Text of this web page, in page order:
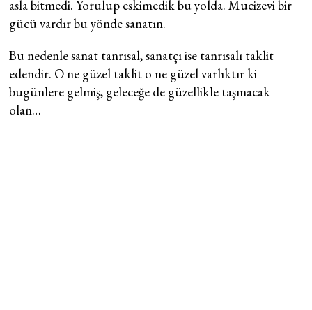
asla bitmedi. Yorulup eskimedik bu yolda. Mucizevi bir
gücü vardır bu yönde sanatın.
Bu nedenle sanat tanrısal, sanatçı ise tanrısalı taklit
edendir. O ne güzel taklit o ne güzel varlıktır ki
bugünlere gelmiş, geleceğe de güzellikle taşınacak
olan…